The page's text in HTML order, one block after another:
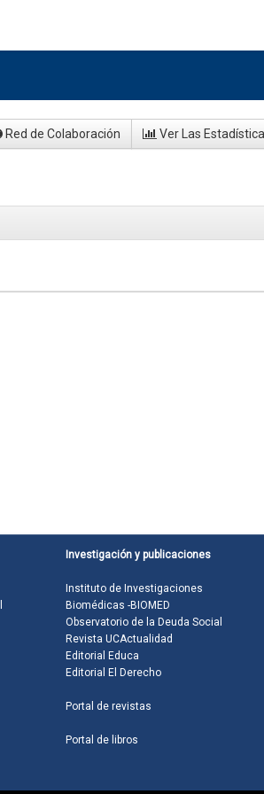
Red de Colaboración Ver Las
Investigación y publicaciones
Instituto de Investigaciones
Biomédicas -BIOMED
Observatorio de la Deuda Social
Revista UCActualidad
Editorial Educa
Editorial El Derecho
Portal de revistas
Portal de libros